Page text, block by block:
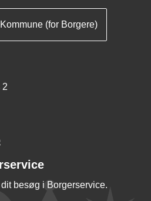
(for Borgere)
2
besøg i Borgerservice.